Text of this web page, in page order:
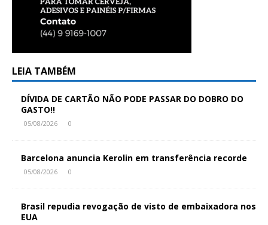
LEIA TAMBÉM
DÍVIDA DE CARTÃO NÃO PODE PASSAR DO DOBRO DO
GASTO!!
05/08/2026 0
Barcelona anuncia Kerolin em transferência recorde
05/08/2026 0
Brasil repudia revogação de visto de embaixadora nos
EUA